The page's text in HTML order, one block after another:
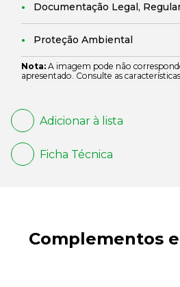
Documentação Legal,
Proteção Ambiental
Nota: A imagem pode não
apresentado. Consulte as
Adicionar à lista
Ficha Técnica
Complementos